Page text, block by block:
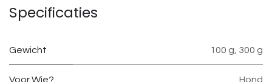
Specificaties
Gewicht 100 g 300 g
Voor Wie? Hond